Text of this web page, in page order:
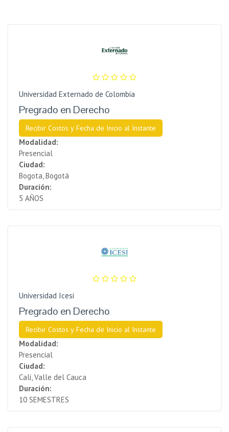
Universidad Externado de Colombia
Pregrado en Derecho
Recibir Costos y Fecha de Inicio al Instante
Modalidad:
Presencial
Ciudad:
Bogota, Bogotá
Duración:
5 AÑOS
Universidad Icesi
Pregrado en Derecho
Recibir Costos y Fecha de Inicio al Instante
Modalidad:
Presencial
Ciudad:
Cali, Valle del Cauca
Duración:
10 SEMESTRES